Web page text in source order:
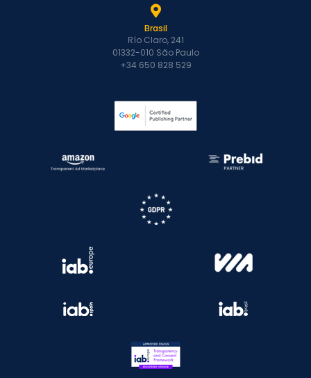
Brasil
Río Claro, 241
01332-010 São Paulo
+34 650 828 529